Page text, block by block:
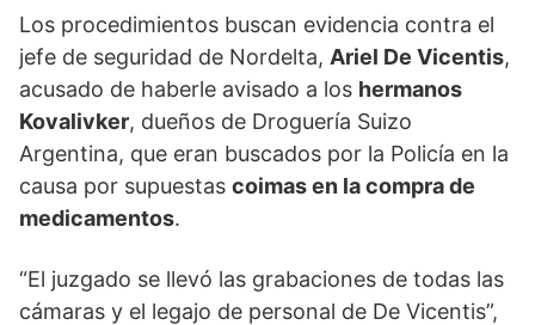
Los procedimientos buscan evidencia contra el
jefe de seguridad de Nordelta, Ariel De Vicentis,
acusado de haberle avisado a los hermanos
Kovalivker, dueños de Droguería Suizo
Argentina, que eran buscados por la Policía en la
causa por supuestas coimas en la compra de
medicamentos.
“El juzgado se llevó las grabaciones de todas las
cámaras y el legajo de personal de De Vicentis”,